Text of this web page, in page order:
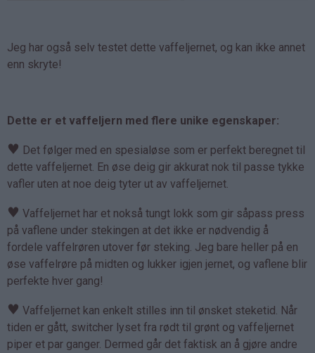
Jeg har også selv testet dette vaffeljernet, og kan ikke annet
enn skryte!
Dette er et vaffeljern med flere unike egenskaper:
♥ Det følger med en spesialøse som er perfekt beregnet til
dette vaffeljernet. En øse deig gir akkurat nok til passe tykke
vafler uten at noe deig tyter ut av vaffeljernet.
♥ Vaffeljernet har et nokså tungt lokk som gir såpass press
på vaflene under stekingen at det ikke er nødvendig å
fordele vaffelrøren utover før steking. Jeg bare heller på en
øse vaffelrøre på midten og lukker igjen jernet, og vaflene blir
perfekte hver gang!
♥ Vaffeljernet kan enkelt stilles inn til ønsket steketid. Når
tiden er gått, switcher lyset fra rødt til grønt og vaffeljernet
piper et par ganger. Dermed går det faktisk an å gjøre andre